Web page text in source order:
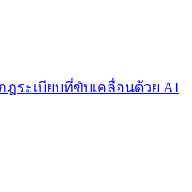
ระเบียบที่ขับเคลื่อนด้วย AI​​